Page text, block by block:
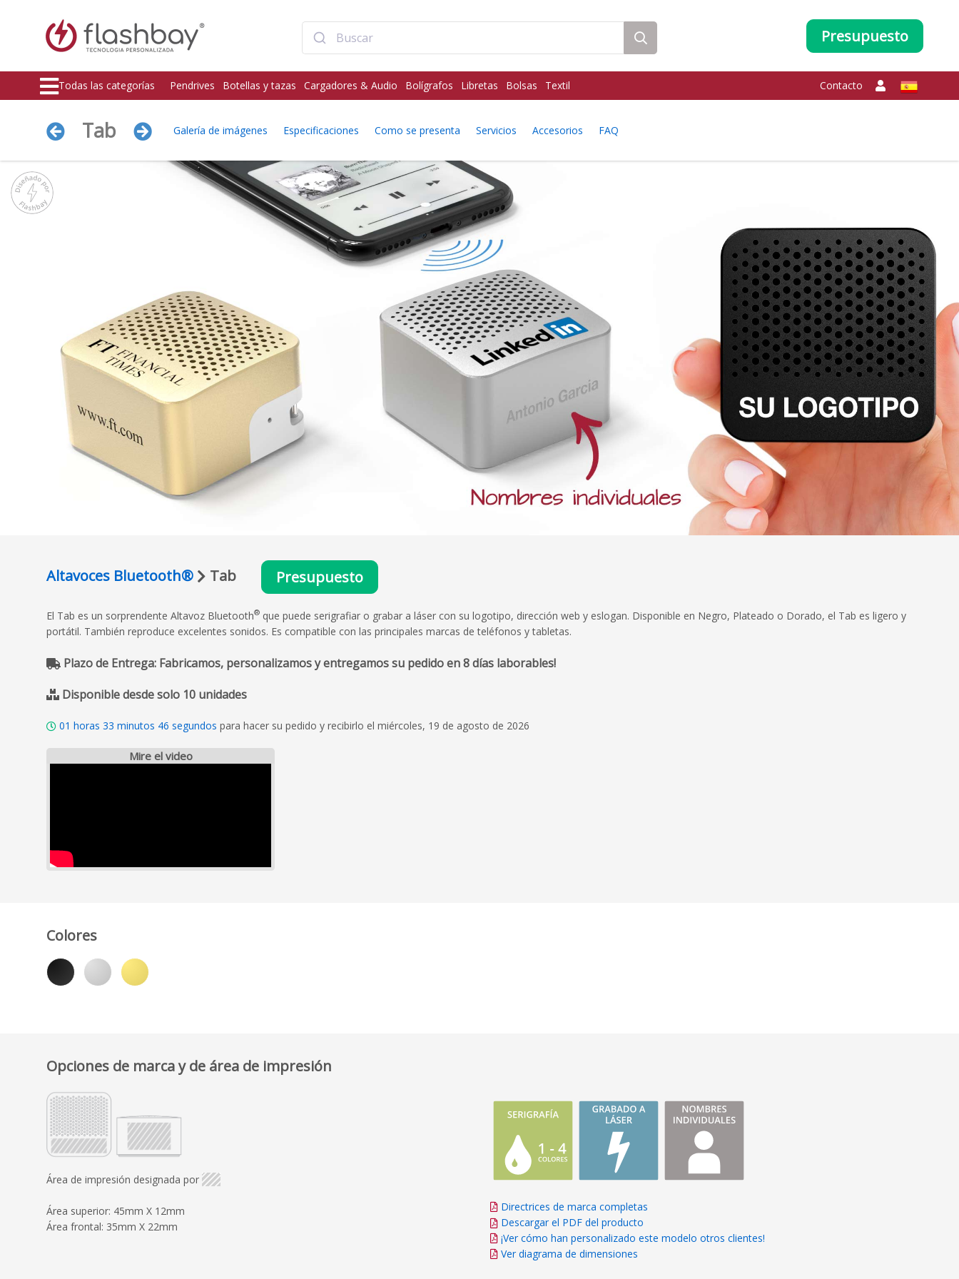
Presupuesto
Todas las categorías Pendrives Botellas y tazas Cargadores & Audio Bolígrafos Libretas Bolsas Textil Contacto
Tab Galería de imágenes Especificaciones Como se presenta Servicios Accesorios FAQ
Altavoces Bluetooth® Tab Presupuesto
El Tab es un sorprendente Altavoz Bluetooth® que puede serigrafiar o grabar a láser con su logotipo, dirección web y eslogan. Disponible en Negro, Plateado o Dorado, el Tab es ligero y
portátil. También reproduce excelentes sonidos. Es compatible con las principales marcas de teléfonos y tabletas.
Plazo de Entrega: Fabricamos, personalizamos y entregamos su pedido en 8 días laborables!
Disponible desde solo 10 unidades
01 horas 33 minutos 44 segundos para hacer su pedido y recibirlo el miércoles, 19 de agosto de 2026
Mire el video
Colores
Opciones de marca y de área de impresión
Área de impresión designada por
Área superior: 45mm X 12mm
Área frontal: 35mm X 22mm
Directrices de marca completas
Descargar el PDF del producto
¡Ver cómo han personalizado este modelo otros clientes!
Ver diagrama de dimensiones